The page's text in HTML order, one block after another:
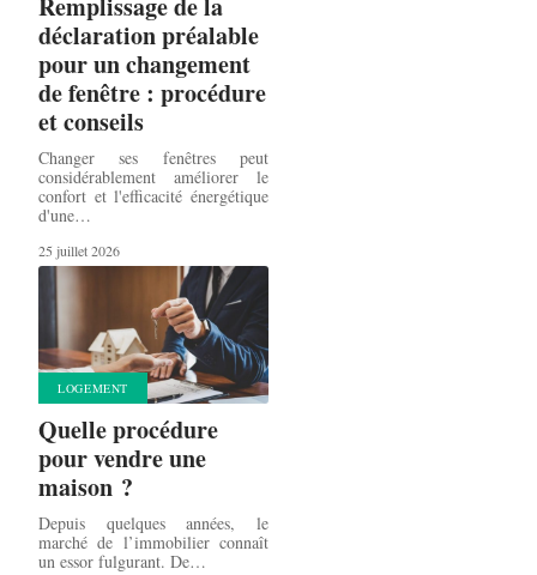
déclaration préalable
pour un changement
de fenêtre : procédure
et conseils
Changer ses fenêtres peut
considérablement améliorer le
confort et l'efficacité énergétique
d'une…
25 juillet 2026
LOGEMENT
Quelle procédure
pour vendre une
maison ?
Depuis quelques années, le
marché de l’immobilier connaît
un essor fulgurant. De…